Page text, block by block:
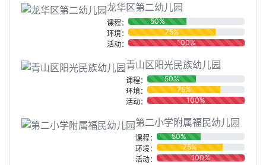
龙华区第二幼儿园
课程：
50%
环境：
75%
活动：
100%
青山区阳光民族幼儿园
课程：
50%
环境：
75%
活动：
100%
第二小学附属福民幼儿园
课程：
50%
环境：
75%
活动：
100%